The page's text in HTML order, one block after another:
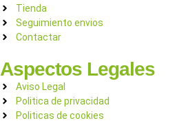
Tienda
Seguimiento envios
Contactar
Aspectos Legales
Aviso Legal
Politica de privacidad
Politicas de cookies